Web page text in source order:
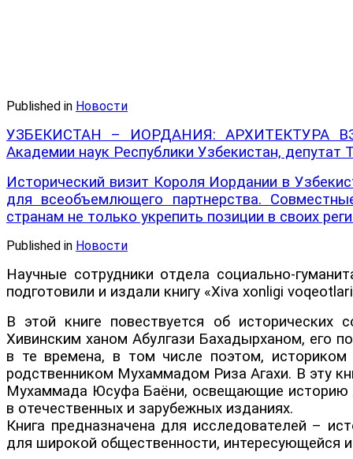
Published in Новости
УЗБЕКИСТАН – ИОРДАНИЯ: АРХИТЕКТУРА
Академии наук Республики Узбекистан, депутат
Исторический визит Короля Иордании в
для всеобъемлющего партнерства.
странам не только укрепить позиции в своих
Published in Новости
Научные сотрудники отдела социально-
подготовили и издали книгу «Xiva xonligi
В этой книге повествуется об исторических
Хивинским ханом Абулгази Бахадырханом, его
в те времена, в том числе поэтом,
родственником Мухаммадом Риза Агахи. В эту
Мухаммада Юсуфа Баёни, освещающие историю
в отечественных и зарубежных изданиях.
Книга предназначена для исследователей –
для широкой общественности, интересующейся